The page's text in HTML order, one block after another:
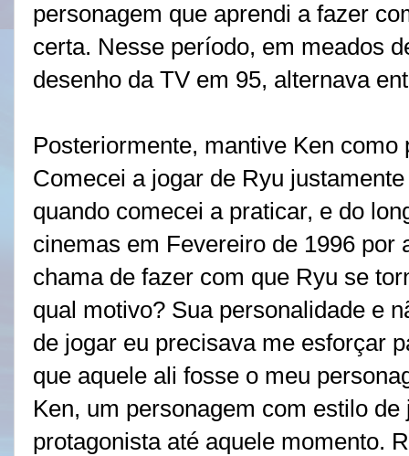
personagem que aprendi a fazer
certa. Nesse período, em meados
desenho da TV em 95, alternava
Posteriormente, mantive Ken
Comecei a jogar de Ryu
quando comecei a praticar, e do
cinemas em Fevereiro de 1996 por
chama de fazer com que Ryu se
qual motivo? Sua personalidade e
de jogar eu precisava me esforçar
que aquele ali fosse o meu
Ken, um personagem com estilo
protagonista até aquele momento.